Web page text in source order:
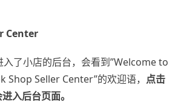
Center
了小店的后台，会看到”Welcome to
Shop Seller Center”的欢迎语， 点击
入后台页面。